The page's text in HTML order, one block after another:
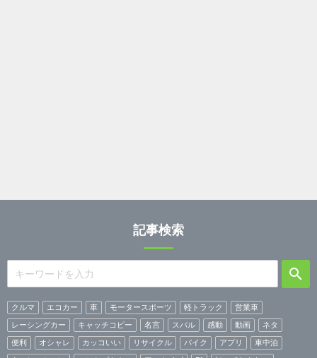
記事検索
クルマ エコカー 車 モータースポーツ 軽トラック
営業車
レーシングカー
キャッチコピー 名言 スバル 感動 動画
ネタ
便利
オシャレ カッコいい リサイクル バイク アプリ
車中泊